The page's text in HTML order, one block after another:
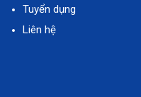
Tuyển dụng
Liên hệ